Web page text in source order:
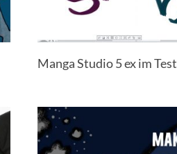
Manga Studio 5 ex im Test